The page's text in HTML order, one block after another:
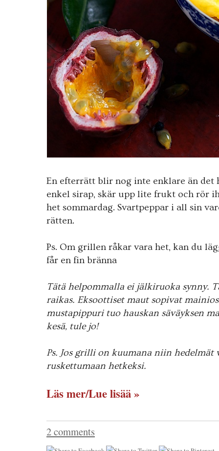
En efterrätt blir nog inte enklare än det
enkel sirap, skär upp lite frukt och rör
het sommardag. Svartpeppar i all sin
rätten.
Ps. Om grillen råkar vara het, kan du
får en fin bränna
Tätä helpommalla ei jälkiruoka synny.
raikas. Eksoottiset maut sopivat
mustapippuri tuo hauskan säväyksen
kesä, tule jo!
Ps. Jos grilli on kuumana niin hedelmät
ruskettumaan hetkeksi.
Läs mer/Lue lisää »
2 comments